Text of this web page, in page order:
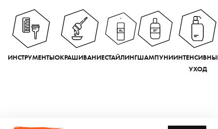
ИНСТРУМЕНТЫОКРАШИВАНИЕСТАЙЛИНГШАМПУНИ
УХОД